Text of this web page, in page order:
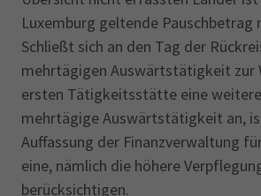
Luxemburg geltende Pauschbetrag
Schließt sich an den Tag der
mehrtägigen Auswärtstätigkeit zur
ersten Tätigkeitsstätte eine
mehrtägige Auswärtstätigkeit an,
Auffassung der Finanzverwaltung
eine, nämlich die höhere
berücksichtigen.